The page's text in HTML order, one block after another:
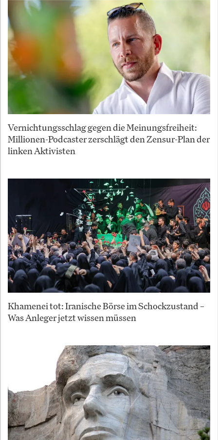
Vernichtungsschlag gegen die Meinungsfreiheit:
Millionen-Podcaster zerschlägt den Zensur-Plan der
linken Aktivisten
Khamenei tot: Iranische Börse im Schockzustand –
Was Anleger jetzt wissen müssen